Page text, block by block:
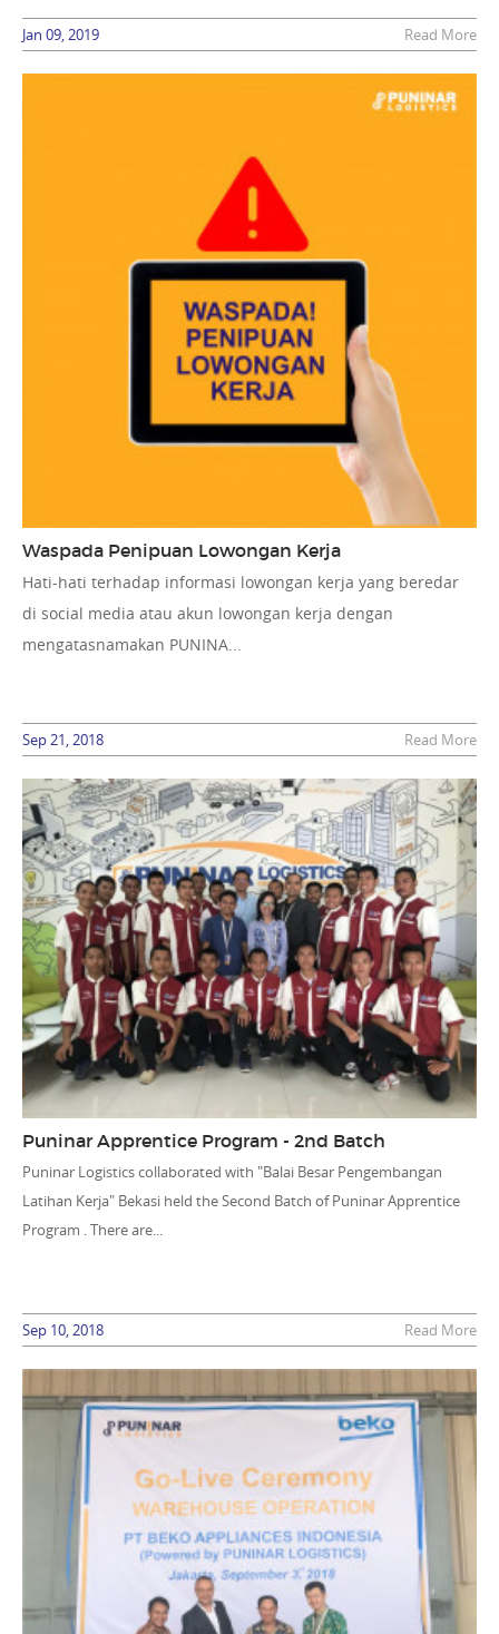
Jan 09, 2019 Read More
Waspada Penipuan Lowongan Kerja
Hati-hati terhadap informasi lowongan kerja yang beredar
di social media atau akun lowongan kerja dengan
mengatasnamakan PUNINA...
Sep 21, 2018 Read More
Puninar Apprentice Program - 2nd Batch
Puninar Logistics collaborated with "Balai Besar Pengembangan
Latihan Kerja" Bekasi held the Second Batch of Puninar Apprentice
Program . There are...
Sep 10, 2018 Read More